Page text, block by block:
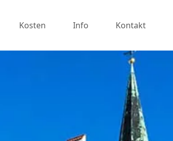
Kosten Info Kontakt